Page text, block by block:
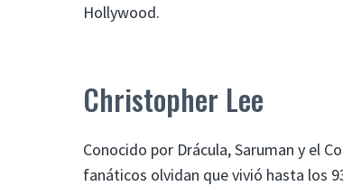
Hollywood.
Christopher Lee
Conocido por Drácula, Saruman y el
fanáticos olvidan que vivió hasta los